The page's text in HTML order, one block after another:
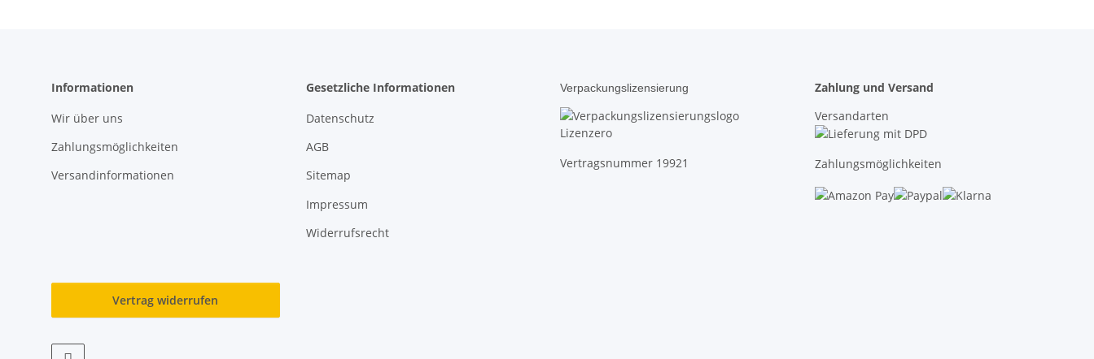
Informationen
Wir über uns
Zahlungsmöglichkeiten
Versandinformationen
Gesetzliche Informationen
Datenschutz
AGB
Sitemap
Impressum
Widerrufsrecht
Verpackungslizensierung
Vertragsnummer 19921
Zahlung und Versand
Versandarten
Zahlungsmöglichkeiten
Vertrag widerrufen